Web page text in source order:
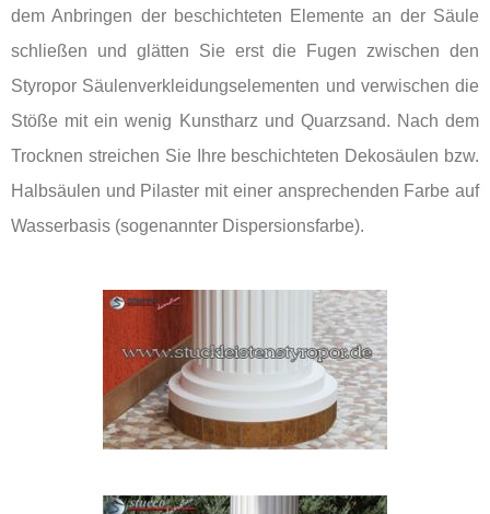
dem Anbringen der beschichteten Elemente an der Säule
schließen und glätten Sie erst die Fugen zwischen den
Styropor Säulenverkleidungselementen und verwischen die
Stöße mit ein wenig Kunstharz und Quarzsand. Nach dem
Trocknen streichen Sie Ihre beschichteten Dekosäulen bzw.
Halbsäulen und Pilaster mit einer ansprechenden Farbe auf
Wasserbasis (sogenannter Dispersionsfarbe).